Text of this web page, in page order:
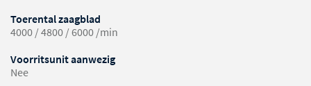
Toerental zaagblad
4000 / 4800 / 6000 /min
Voorritsunit aanwezig
Nee